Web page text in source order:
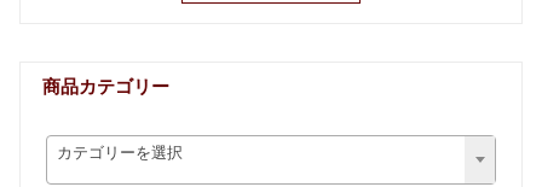
商品カテゴリー
カテゴリーを選択